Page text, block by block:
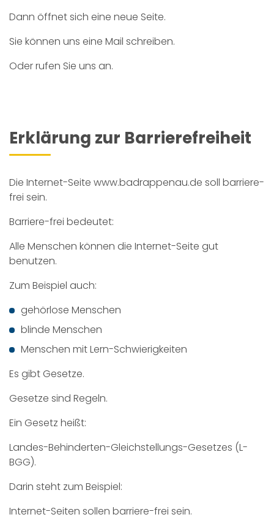
Dann öffnet sich eine neue Seite.
Sie können uns eine Mail schreiben.
Oder rufen Sie uns an.
Erklärung zur Barrierefreiheit
Die Internet-Seite www.badrappenau.de soll barriere-
frei sein.
Barriere-frei bedeutet:
Alle Menschen können die Internet-Seite gut
benutzen.
Zum Beispiel auch:
gehörlose Menschen
blinde Menschen
Menschen mit Lern-Schwierigkeiten
Es gibt Gesetze.
Gesetze sind Regeln.
Ein Gesetz heißt:
Landes-Behinderten-Gleichstellungs-Gesetzes (L-
BGG).
Darin steht zum Beispiel:
Internet-Seiten sollen barriere-frei sein.